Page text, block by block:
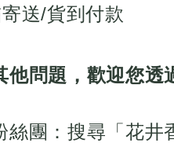
送/貨到付款
他問題，歡迎您透
絲團：搜尋「花井